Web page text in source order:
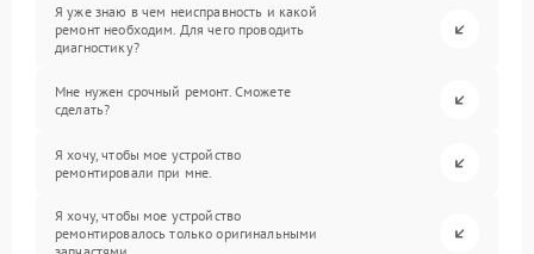
Я уже знаю в чем неисправность и какой
ремонт необходим. Для чего проводить
диагностику?
Мне нужен срочный ремонт. Сможете
сделать?
Я хочу, чтобы мое устройство
ремонтировали при мне.
Я хочу, чтобы мое устройство
ремонтировалось только оригинальными